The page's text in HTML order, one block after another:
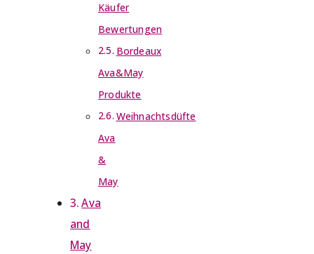
Käufer
Bewertungen
Bordeaux
Ava&May
Produkte
Weihnachtsdüfte
Ava
&
May
Ava
and
May